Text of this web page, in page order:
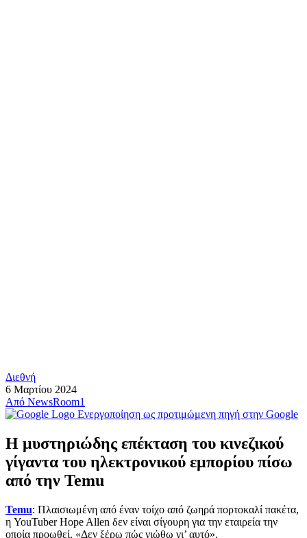
Διεθνή
6 Μαρτίου 2024
Από NewsRoom1
Ενεργοποίηση ως προτιμώμενη πηγή στην Google
Η μυστηριώδης επέκταση του κινεζικού
γίγαντα του ηλεκτρονικού εμπορίου πίσω
από την Temu
Temu: Πλαισιωμένη από έναν τοίχο από ζωηρά πορτοκαλί πακέτα,
η YouTuber Hope Allen δεν είναι σίγουρη για την εταιρεία την
οποία προωθεί. «Δεν ξέρω πώς νιώθω γι’ αυτό».